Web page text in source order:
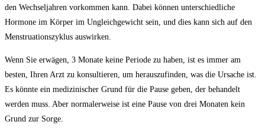
den Wechseljahren vorkommen kann. Dabei können unterschiedliche
Hormone im Körper im Ungleichgewicht sein, und dies kann sich auf den
Menstruationszyklus auswirken.
Wenn Sie erwägen, 3 Monate keine Periode zu haben, ist es immer am
besten, Ihren Arzt zu konsultieren, um herauszufinden, was die Ursache ist.
Es könnte ein medizinischer Grund für die Pause geben, der behandelt
werden muss. Aber normalerweise ist eine Pause von drei Monaten kein
Grund zur Sorge.